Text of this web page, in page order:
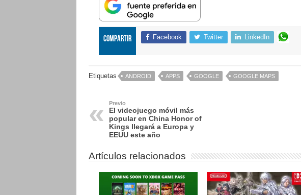
Compartir Facebook Twitter LinkedIn
Etiquetas ANDROID APPS GOOGLE GOOGLE MAPS
Previo
El videojuego móvil más
popular en China Honor of
Kings llegará a Europa y
EEUU este año
Artículos relacionados